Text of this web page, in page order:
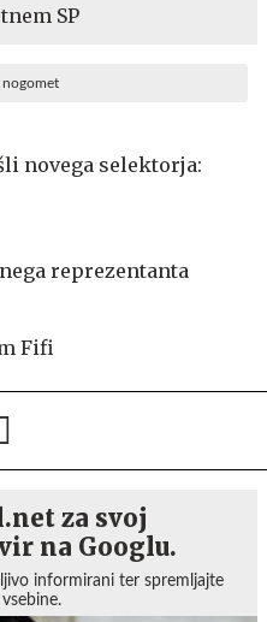
SP
nogomet
novega selektorja:
reprezentanta
Fifi
za svoj
na Googlu.
informirani ter spremljajte